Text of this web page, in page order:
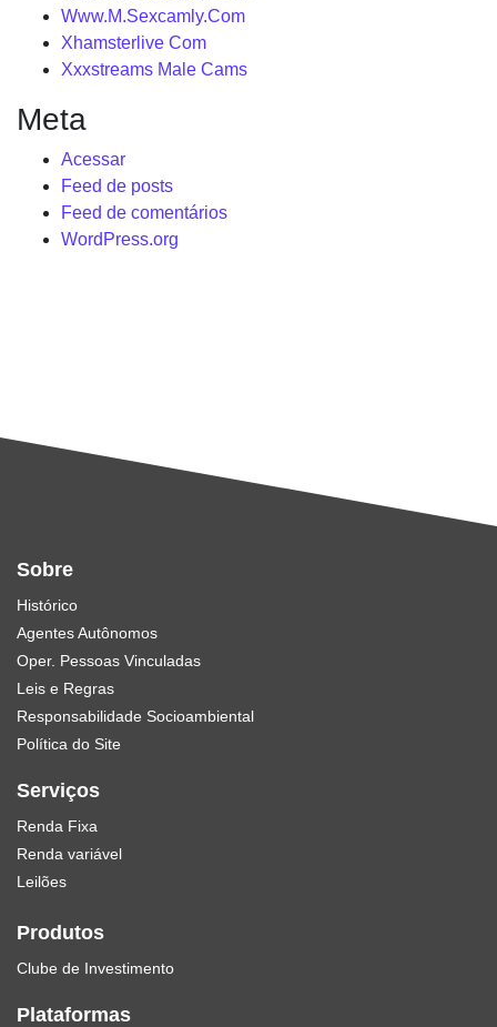
Www.M.Sexcamly.Com
Xhamsterlive Com
Xxxstreams Male Cams
Meta
Acessar
Feed de posts
Feed de comentários
WordPress.org
Sobre
Histórico
Agentes Autônomos
Oper. Pessoas Vinculadas
Leis e Regras
Responsabilidade Socioambiental
Política do Site
Serviços
Renda Fixa
Renda variável
Leilões
Produtos
Clube de Investimento
Plataformas